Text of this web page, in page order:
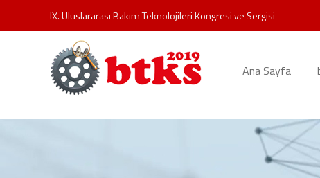
IX. Uluslararası Bakım Teknolojileri Kongresi ve Sergisi
Ana Sayfa